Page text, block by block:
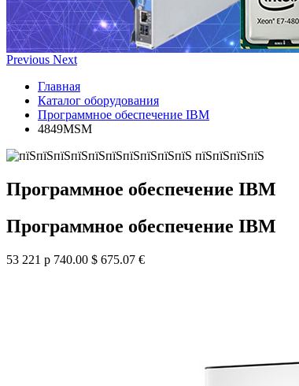
Previous Next
Главная
Каталог оборудования
Программное обеспечение IBM
4849MSM
Программное обеспечение IBM
Программное обеспечение IBM
53 221 р 740.00 $ 675.07 €